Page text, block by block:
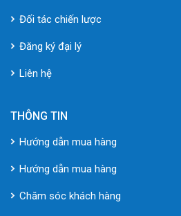
Đối tác chiến lược
Đăng ký đại lý
Liên hệ
THÔNG TIN
Hướng dẫn mua hàng
Hướng dẫn mua hàng
Chăm sóc khách hàng